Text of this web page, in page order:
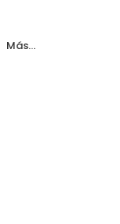
Más...